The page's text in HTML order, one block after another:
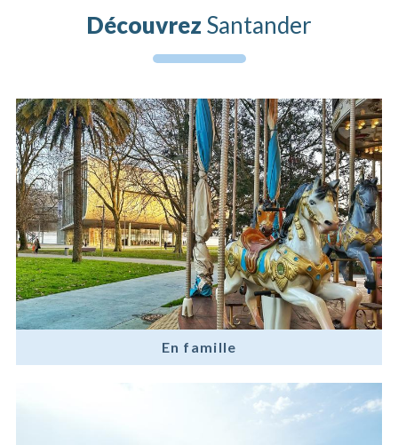
Découvrez Santander
En famille